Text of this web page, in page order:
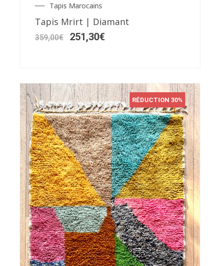
Tapis Marocains
Tapis Mrirt | Diamant
359,00€
Le
prix
initial
était :
359,00€.
251,30€
actuel
RÉDUCTION 30%